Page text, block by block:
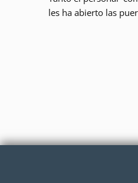
les ha abierto las